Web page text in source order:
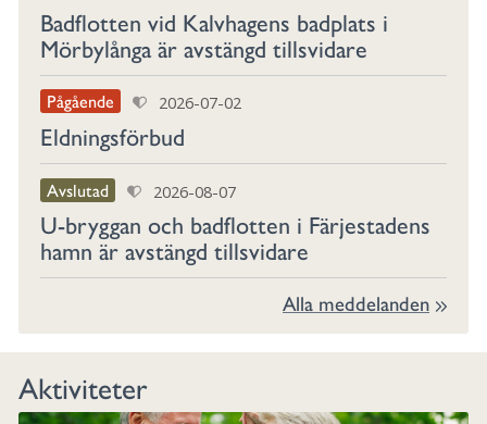
Badflotten vid Kalvhagens badplats i
Mörbylånga är avstängd tillsvidare
Pågående 2026-07-02
Eldningsförbud
Avslutad 2026-08-07
U-bryggan och badflotten i Färjestadens
hamn är avstängd tillsvidare
Alla meddelanden
Aktiviteter